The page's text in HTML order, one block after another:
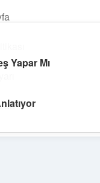
et!
Yapar Mı